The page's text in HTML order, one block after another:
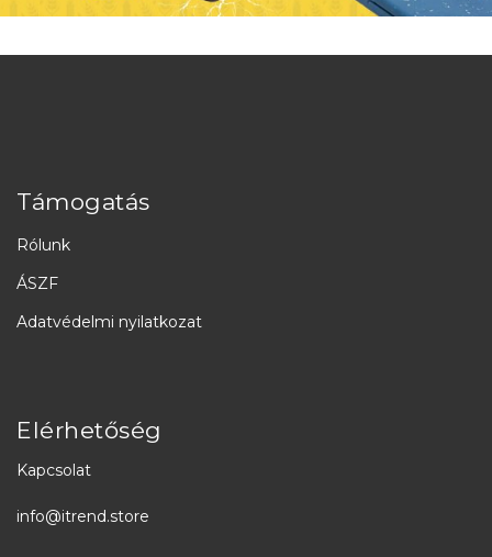
Támogatás
Rólunk
ÁSZF
Adatvédelmi nyilatkozat
Elérhetőség
Kapcsolat
info@itrend.store